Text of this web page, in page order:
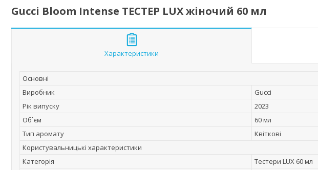
Gucci Bloom Intense TEСТЕР LUX жіночий 60 мл
Характеристики
Основні
Виробник
Gucci
Рік випуску
2023
Об`єм
60 мл
Тип аромату
Квіткові
Користувальницькі характеристики
Категорія
Тестери LUX 60 мл